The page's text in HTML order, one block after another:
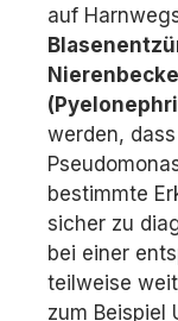
auf
werden,
bestimmte
sicher zu
bei einer
teilweise
zum Beispiel